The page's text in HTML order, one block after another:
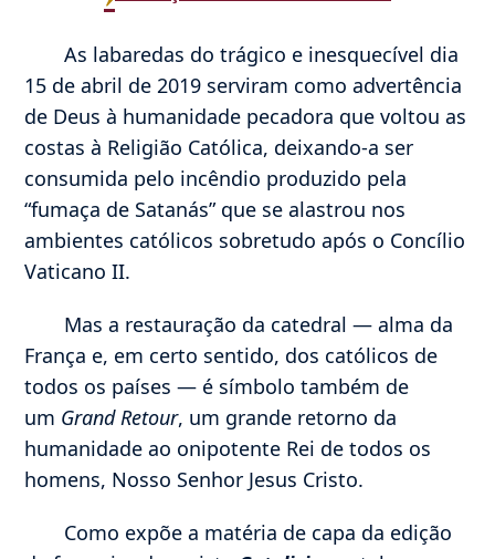
As labaredas do trágico e inesquecível dia
15 de abril de 2019 serviram como advertência
de Deus à humanidade pecadora que voltou as
costas à Religião Católica, deixando-a ser
consumida pelo incêndio produzido pela
“fumaça de Satanás” que se alastrou nos
ambientes católicos sobretudo após o Concílio
Vaticano II.
Mas a restauração da catedral — alma da
França e, em certo sentido, dos católicos de
todos os países — é símbolo também de
um Grand Retour, um grande retorno da
humanidade ao onipotente Rei de todos os
homens, Nosso Senhor Jesus Cristo.
Como expõe a matéria de capa da edição